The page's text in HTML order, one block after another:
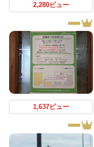
2,280ビュー
1,637ビュー